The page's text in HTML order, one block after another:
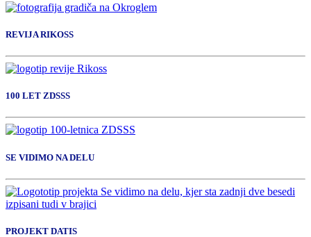
REVIJA RIKOSS
100 LET ZDSSS
SE VIDIMO NA DELU
PROJEKT DATIS